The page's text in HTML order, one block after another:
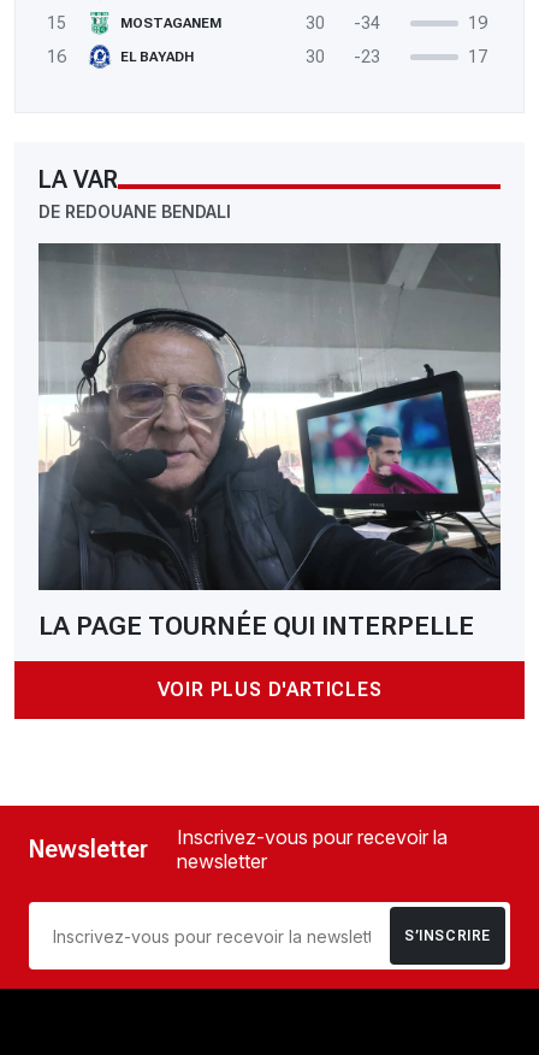
15
MOSTAGANEM 30 -34
19
16
EL BAYADH 30 -23 17
LA VAR
DE REDOUANE BENDALI
LA PAGE TOURNÉE QUI INTERPELLE
VOIR PLUS D'ARTICLES
Newsletter
Inscrivez-vous pour recevoir la
newsletter
S’INSCRIRE